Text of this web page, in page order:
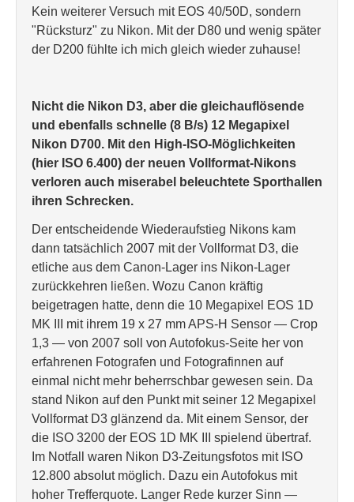
Kein weiterer Versuch mit EOS 40/50D, sondern
"Rücksturz" zu Nikon. Mit der D80 und wenig später
der D200 fühlte ich mich gleich wieder zuhause!
Nicht die Nikon D3, aber die gleichauflösende
und ebenfalls schnelle (8 B/s) 12 Megapixel
Nikon D700. Mit den High-ISO-Möglichkeiten
(hier ISO 6.400) der neuen Vollformat-Nikons
verloren auch miserabel beleuchtete Sporthallen
ihren Schrecken.
Der entscheidende Wiederaufstieg Nikons kam
dann tatsächlich 2007 mit der Vollformat D3, die
etliche aus dem Canon-Lager ins Nikon-Lager
zurückkehren ließen. Wozu Canon kräftig
beigetragen hatte, denn die 10 Megapixel EOS 1D
MK III mit ihrem 19 x 27 mm APS-H Sensor — Crop
1,3 — von 2007 soll von Autofokus-Seite her von
erfahrenen Fotografen und Fotografinnen auf
einmal nicht mehr beherrschbar gewesen sein. Da
stand Nikon auf den Punkt mit seiner 12 Megapixel
Vollformat D3 glänzend da. Mit einem Sensor, der
die ISO 3200 der EOS 1D MK III spielend übertraf.
Im Notfall waren Nikon D3-Zeitungsfotos mit ISO
12.800 absolut möglich. Dazu ein Autofokus mit
hoher Trefferquote. Langer Rede kurzer Sinn —